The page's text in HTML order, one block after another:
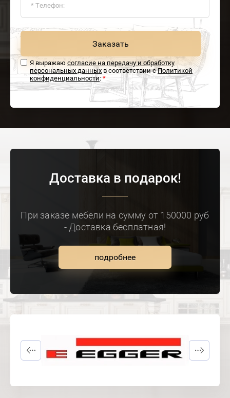
Заказать
Я выражаюсогласие на передачу и обработку
персональных данных в соответствии сПолитикой
конфиденциальности: *
Доставка в подарок!
При заказе мебели на сумму от 150000 руб
- Доставка бесплатная!
подробнее